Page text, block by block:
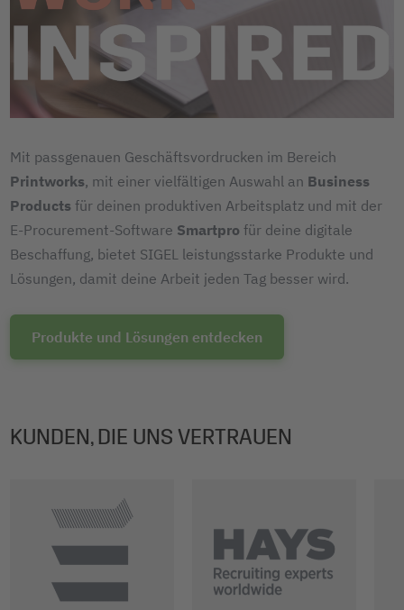
Mit passgenauen Geschäftsvordrucken im Bereich
Printworks, mit einer vielfältigen Auswahl an Business
Products für deinen produktiven Arbeitsplatz und mit der
E-Procurement-Software Smartpro für deine digitale
Beschaffung, bietet SIGEL leistungsstarke Produkte und
Lösungen, damit deine Arbeit jeden Tag besser wird.
Produkte und Lösungen entdecken
KUNDEN, DIE UNS VERTRAUEN